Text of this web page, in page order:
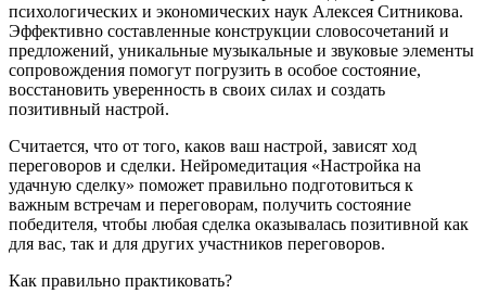
психологических и экономических наук Алексея Ситникова.
Эффективно составленные конструкции словосочетаний и
предложений, уникальные музыкальные и звуковые элементы
сопровождения помогут погрузить в особое состояние,
восстановить уверенность в своих силах и создать
позитивный настрой.
Считается, что от того, каков ваш настрой, зависят ход
переговоров и сделки. Нейромедитация «Настройка на
удачную сделку» поможет правильно подготовиться к
важным встречам и переговорам, получить состояние
победителя, чтобы любая сделка оказывалась позитивной как
для вас, так и для других участников переговоров.
Как правильно практиковать?